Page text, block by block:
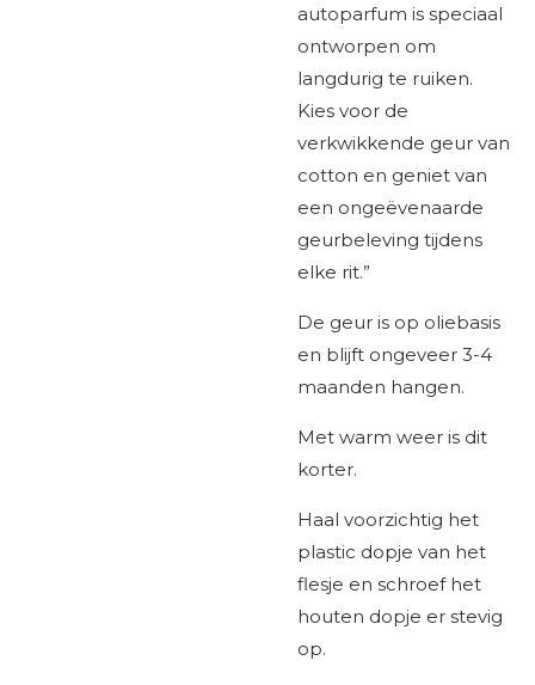
autoparfum is speciaal
ontworpen om
langdurig te ruiken.
Kies voor de
verkwikkende geur van
cotton en geniet van
een ongeëvenaarde
geurbeleving tijdens
elke rit.”
De geur is op oliebasis
en blijft ongeveer 3-4
maanden hangen.
Met warm weer is dit
korter.
Haal voorzichtig het
plastic dopje van het
flesje en schroef het
houten dopje er stevig
op.